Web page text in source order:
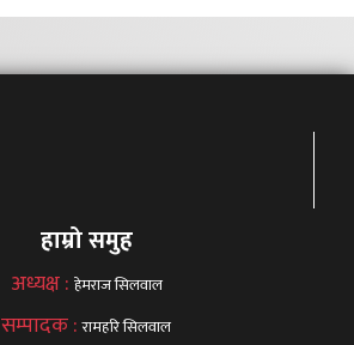
हाम्रो समुह
अध्यक्ष : हेमराज सिलवाल
सम्पादक :रामहरि सिलवाल